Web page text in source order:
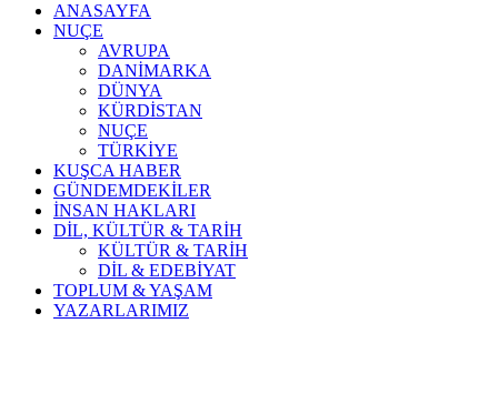
ANASAYFA
NUÇE
AVRUPA
DANİMARKA
DÜNYA
KÜRDİSTAN
NUÇE
TÜRKİYE
KUŞCA HABER
GÜNDEMDEKİLER
İNSAN HAKLARI
DİL, KÜLTÜR & TARİH
KÜLTÜR & TARİH
DİL & EDEBİYAT
TOPLUM & YAŞAM
YAZARLARIMIZ